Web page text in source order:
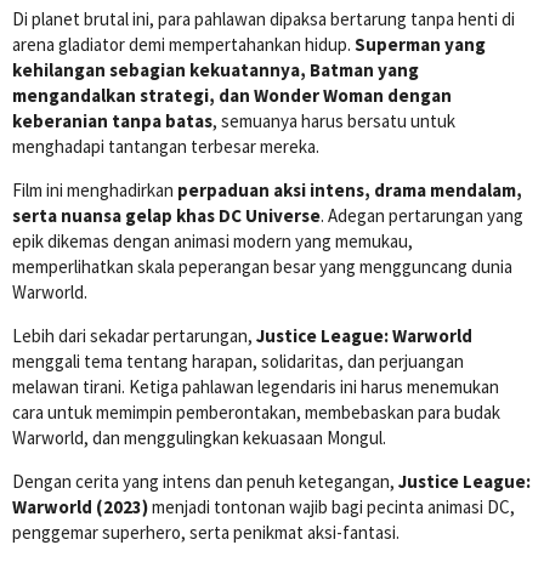
Di planet brutal ini, para pahlawan dipaksa bertarung tanpa henti di
arena gladiator demi mempertahankan hidup. Superman yang
kehilangan sebagian kekuatannya, Batman yang
mengandalkan strategi, dan Wonder Woman dengan
keberanian tanpa batas, semuanya harus bersatu untuk
menghadapi tantangan terbesar mereka.
Film ini menghadirkan perpaduan aksi intens, drama mendalam,
serta nuansa gelap khas DC Universe. Adegan pertarungan yang
epik dikemas dengan animasi modern yang memukau,
memperlihatkan skala peperangan besar yang mengguncang dunia
Warworld.
Lebih dari sekadar pertarungan, Justice League: Warworld
menggali tema tentang harapan, solidaritas, dan perjuangan
melawan tirani. Ketiga pahlawan legendaris ini harus menemukan
cara untuk memimpin pemberontakan, membebaskan para budak
Warworld, dan menggulingkan kekuasaan Mongul.
Dengan cerita yang intens dan penuh ketegangan, Justice League:
Warworld (2023)menjadi tontonan wajib bagi pecinta animasi DC,
penggemar superhero, serta penikmat aksi-fantasi.